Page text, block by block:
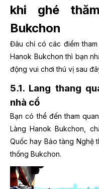
khi ghé
Bukchon
Đâu chỉ có các điểm
Hanok Bukchon thì bạn
động vui chơi thú vị sau
5.1. Lang thang
nhà cổ
Bạn có thể đến tham
Làng Hanok Bukchon,
Quốc hay Bảo tàng Nghệ
thống Bukchon.